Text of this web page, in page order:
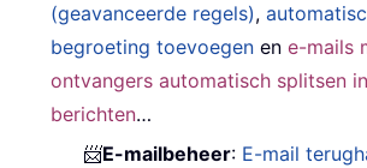
(geavanceerde regels),
begroeting toevoegen ene-mails
ontvangers automatisch splitsen
berichten…
📨E-mailbeheer: E-mail